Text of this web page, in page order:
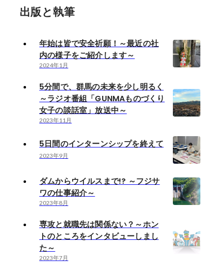
出版と執筆
年始は皆で安全祈願！～最近の社
内の様子をご紹介します～
2024年1月
5分間で、群馬の未来を少し明るく
～ラジオ番組「GUNMAものづくり
女子の談話室」放送中～
2023年11月
5日間のインターンシップを終えて
2023年9月
ダムからウイルスまで!? ～フジサ
ワの仕事紹介～
2023年8月
専攻と就職先は関係ない？～ホン
トのところをインタビューしまし
た～
2023年7月